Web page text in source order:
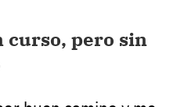
curso, pero sin